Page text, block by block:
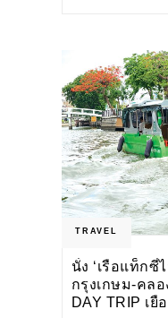
TRAVEL
นั่ง ‘เรือแท็กซี่
กรุงเกษม-คล
DAY TRIP เยื